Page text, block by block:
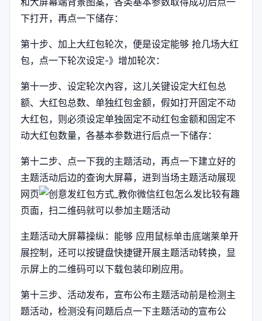
下打开，再点一下储存：
第十步、加上大红包轮次，便是设定能够 抢几场大红
包，点一下轮次设定-》增加轮次：
第十一步、设定轮次內容，这儿关键设定大红包总
额、大红包总数、单独红包金额，假如打开固定不动
大红包，则必须设定单独固定不动红包金额和固定不
动大红包数量，各基本参数进行后点一下储存：
第十二步、点一下我的主题活动，再点一下建立好的
主题活动后边的查询大屏幕，进到当场主题活动展现
网页
页面，扫二维码就可以参加主题活动
主题活动大屏幕操纵：能够 应用鼠标单击底端莱单开
展控制，还可以按键盘快捷键开展主题活动转换，显
示屏上的二维码可以下载包装印刷应用。
第十三步、活动发布，宣布公布主题活动前是检测主
题活动，检测没有问题后点一下主题活动的宣布公